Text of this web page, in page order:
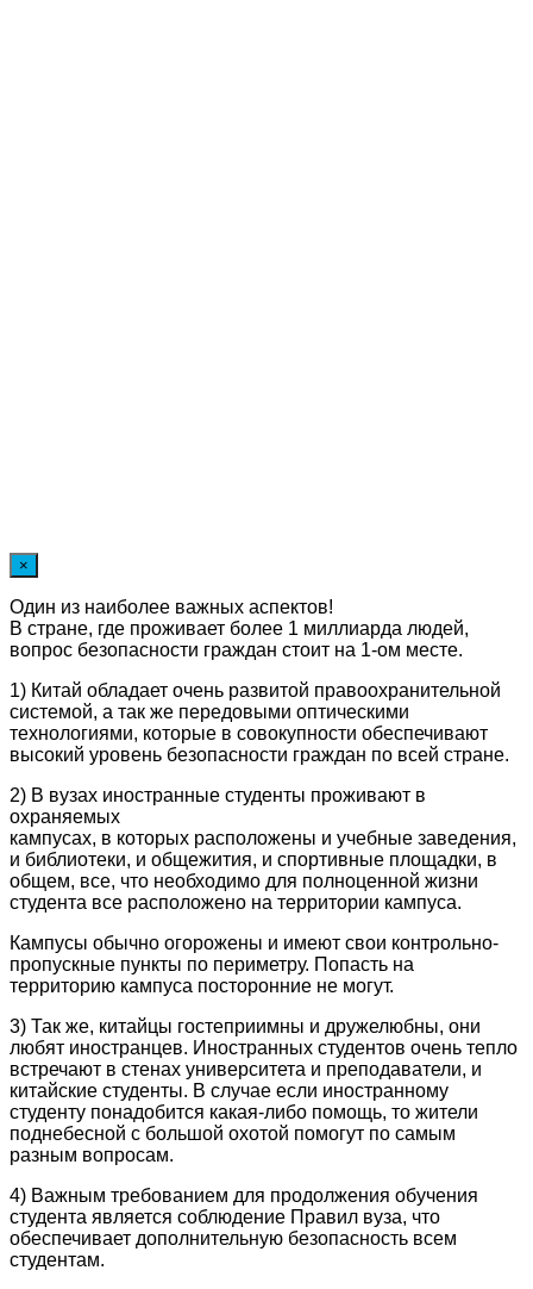
×
Один из наиболее важных аспектов!
В стране, где проживает более 1 миллиарда людей,
вопрос безопасности граждан стоит на 1-ом месте.
1) Китай обладает очень развитой правоохранительной
системой, а так же передовыми оптическими
технологиями, которые в совокупности обеспечивают
высокий уровень безопасности граждан по всей стране.
2) В вузах иностранные студенты проживают в
охраняемых
кампусах, в которых расположены и учебные заведения,
и библиотеки, и общежития, и спортивные площадки, в
общем, все, что необходимо для полноценной жизни
студента все расположено на территории кампуса.
Кампусы обычно огорожены и имеют свои контрольно-
пропускные пункты по периметру. Попасть на
территорию кампуса посторонние не могут.
3) Так же, китайцы гостеприимны и дружелюбны, они
любят иностранцев. Иностранных студентов очень тепло
встречают в стенах университета и преподаватели, и
китайские студенты. В случае если иностранному
студенту понадобится какая-либо помощь, то жители
поднебесной с большой охотой помогут по самым
разным вопросам.
4) Важным требованием для продолжения обучения
студента является соблюдение Правил вуза, что
обеспечивает дополнительную безопасность всем
студентам.